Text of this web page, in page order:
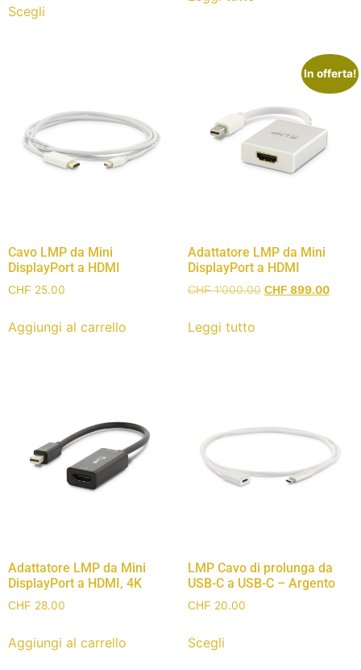
Scegli
Cavo LMP da Mini
DisplayPort a HDMI
CHF 25.00
Aggiungi al carrello
In offerta!
Adattatore LMP da Mini
DisplayPort a HDMI
CHF1'000.00 CHF 899.00
Leggi tutto
Adattatore LMP da Mini
DisplayPort a HDMI, 4K
CHF 28.00
Aggiungi al carrello
LMP Cavo di prolunga da
USB-C a USB-C – Argento
CHF 20.00
Scegli